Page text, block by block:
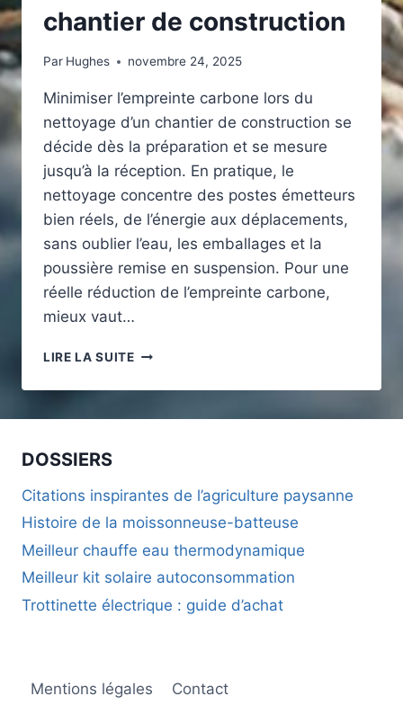
chantier de construction
Par Hughes novembre 24, 2025
Minimiser l’empreinte carbone lors du
nettoyage d’un chantier de construction se
décide dès la préparation et se mesure
jusqu’à la réception. En pratique, le
nettoyage concentre des postes émetteurs
bien réels, de l’énergie aux déplacements,
sans oublier l’eau, les emballages et la
poussière remise en suspension. Pour une
réelle réduction de l’empreinte carbone,
mieux vaut…
LIRE LA SUITECOMMENT
L’EMPREINTE
CHANTIER
DE
CONSTRUCTION
DOSSIERS
Citations inspirantes de l’agriculture paysanne
Histoire de la moissonneuse-batteuse
Meilleur chauffe eau thermodynamique
Meilleur kit solaire autoconsommation
Trottinette électrique : guide d’achat
Mentions légales Contact